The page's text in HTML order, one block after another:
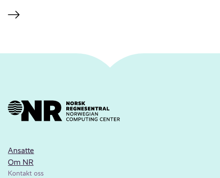
Ansatte
Om NR
Kontakt oss